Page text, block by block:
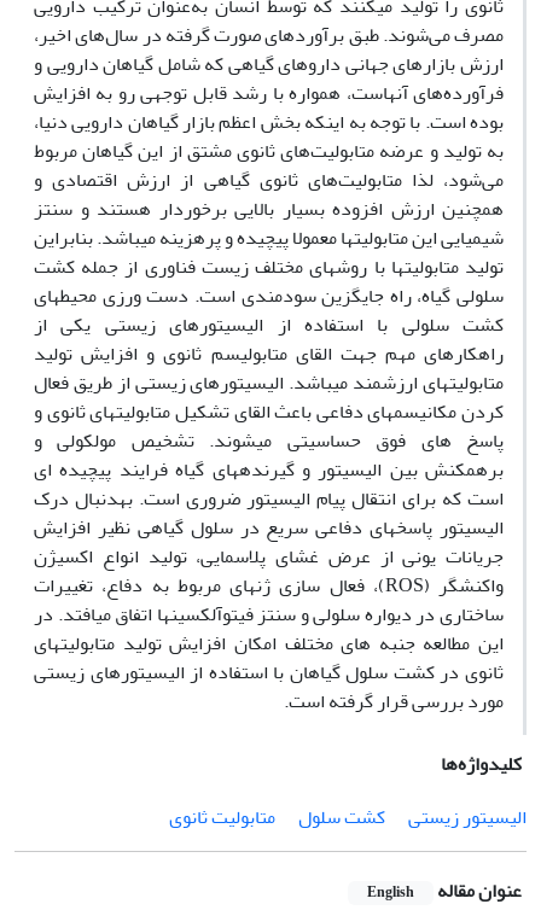
مصرف می‌شوند. طبق برآوردهای صورت گرفته در سال‌های اخیر،
ارزش بازارهای جهانی داروهای گیاهی که شامل گیاهان دارویی و
فرآورده‌های آن‎هاست، همواره با رشد قابل توجهی رو به افزایش
بوده است. با توجه به اینکه بخش اعظم بازار گیاهان دارویی دنیا،
به تولید و عرضه متابولیت‌های ثانوی مشتق از این گیاهان مربوط
می‌شود، لذا متابولیت‌‌های ثانوی گیاهی از ارزش اقتصادی و
همچنین ارزش افزوده بسیار بالایی برخوردار هستند و سنتز
شیمیایی این متابولیت‎ها معمولا پیچیده و پرهزینه می‎باشد. بنابراین
تولید متابولیت‎ها با روش‎های مختلف زیست فناوری از جمله کشت
سلولی گیاه، راه جایگزین سودمندی است. دست ورزی محیط‎های
کشت سلولی با استفاده از الیسیتورهای زیستی یکی از
راهکارهای مهم جهت القای متابولیسم ثانوی و افزایش تولید
متابولیت‎های ارزشمند می‎باشد. الیسیتورهای زیستی از طریق فعال
کردن مکانیسم‎های دفاعی باعث القای تشکیل متابولیت‎های ثانوی و
پاسخ های فوق حساسیتی می‎شوند. تشخیص مولکولی و
برهمکنش بین الیسیتور و گیرنده‎های گیاه فرایند پیچیده ای
است که برای انتقال پیام الیسیتور ضروری است. به‎دنبال درک
الیسیتور پاسخ‎های دفاعی سریع در سلول گیاهی نظیر افزایش
جریانات یونی از عرض غشای پلاسمایی، تولید انواع اکسیژن
واکنش‎گر (ROS)، فعال سازی ژن‎های مربوط به دفاع، تغییرات
ساختاری در دیواره سلولی و سنتز فیتوآلکسینها اتفاق می‎افتد. در
این مطالعه جنبه های مختلف امکان افزایش تولید متابولیت‎های
ثانوی در کشت سلول گیاهان با استفاده از الیسیتورهای زیستی
مورد بررسی قرار گرفته است.
کلیدواژه‌ها
الیسیتور زیستی
کشت سلول متابولیت ثانوی
عنوان مقاله English